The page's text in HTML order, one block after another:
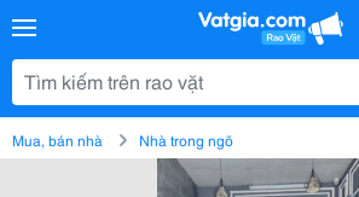
Mua, bán nhà Nhà trong ngõ